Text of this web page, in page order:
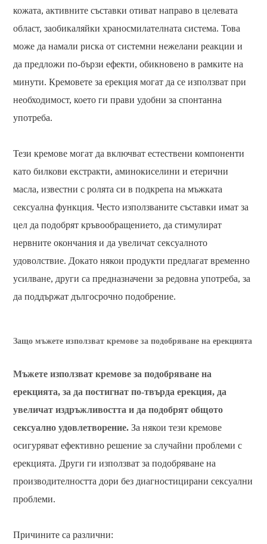
кожата, активните съставки отиват направо в целевата
област, заобикаляйки храносмилателната система. Това
може да намали риска от системни нежелани реакции и
да предложи по-бързи ефекти, обикновено в рамките на
минути. Кремовете за ерекция могат да се използват при
необходимост, което ги прави удобни за спонтанна
употреба.
Тези кремове могат да включват естествени компоненти
като билкови екстракти, аминокиселини и етерични
масла, известни с ролята си в подкрепа на мъжката
сексуална функция. Често използваните съставки имат за
цел да подобрят кръвообращението, да стимулират
нервните окончания и да увеличат сексуалното
удоволствие. Докато някои продукти предлагат временно
усилване, други са предназначени за редовна употреба, за
да поддържат дългосрочно подобрение.
Защо мъжете използват кремове за подобряване на ерекцията
Мъжете използват кремове за подобряване на
ерекцията, за да постигнат по-твърда ерекция, да
увеличат издръжливостта и да подобрят общото
сексуално удовлетворение. За някои тези кремове
осигуряват ефективно решение за случайни проблеми с
ерекцията. Други ги използват за подобряване на
производителността дори без диагностицирани сексуални
проблеми.
Причините са различни: